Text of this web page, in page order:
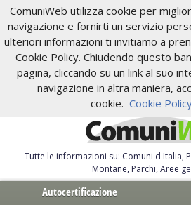
ComuniWeb utilizza cookie per
navigazione e fornirti un servizio
ulteriori informazioni ti invitiamo a
Cookie Policy. Chiudendo questo
pagina, cliccando su un link al suo
navigazione in altra maniera,
cookie. Cookie
Tutte le informazioni su: Comuni d'Italia,
Montane, Parchi, Aree
Servizi al Cittadino. Autocertificazione,
Autocertificazione